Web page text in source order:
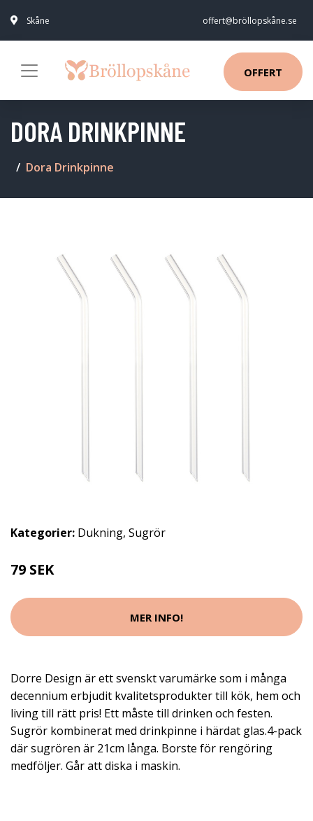
Skåne offert@bröllopskåne.se
OFFERT
DORA DRINKPINNE
Dora Drinkpinne
Kategorier: Dukning, Sugrör
79 SEK
MER INFO!
Dorre Design är ett svenskt varumärke som i många
decennium erbjudit kvalitetsprodukter till kök, hem och
living till rätt pris! Ett måste till drinken och festen.
Sugrör kombinerat med drinkpinne i härdat glas.4-pack
där sugrören är 21cm långa. Borste för rengöring
medföljer. Går att diska i maskin.